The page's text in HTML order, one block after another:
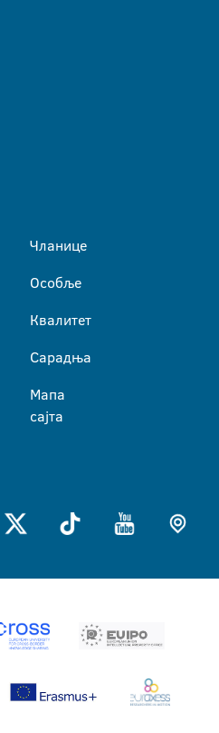
Чланице
Особље
Квалитет
Сарадња
Мапа
сајта